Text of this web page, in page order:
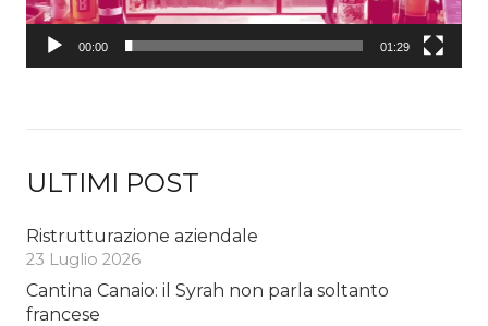
00:00 01:29
ULTIMI POST
Ristrutturazione aziendale
23 Luglio 2026
Cantina Canaio: il Syrah non parla soltanto
francese